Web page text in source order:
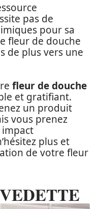
pas de
pour sa
fleur de douche
de plus vers une
fleur de douche
et gratifiant.
un produit
vous prenez
plus et
de votre fleur